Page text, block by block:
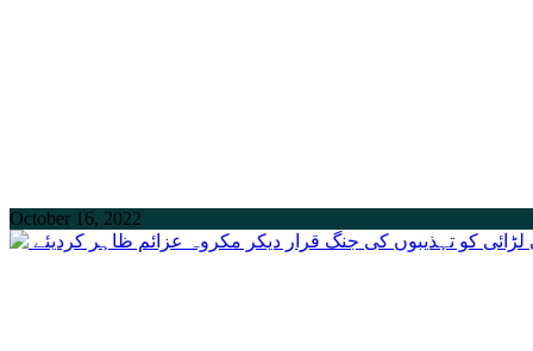
October 16, 2022